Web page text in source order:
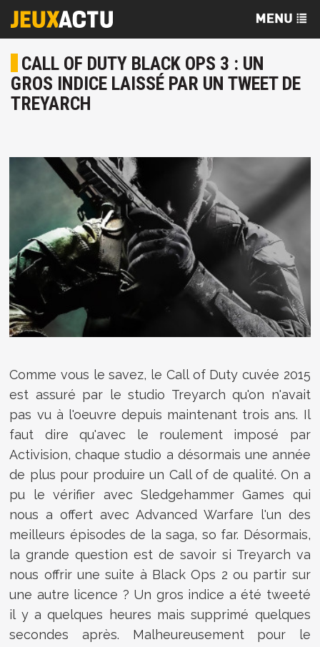
CALL OF DUTY BLACK OPS 3 : UN
GROS INDICE LAISSÉ PAR UN TWEET DE
TREYARCH
Comme vous le savez, le Call of Duty cuvée 2015
est assuré par le studio Treyarch qu'on n'avait
pas vu à l'oeuvre depuis maintenant trois ans. Il
faut dire qu'avec le roulement imposé par
Activision, chaque studio a désormais une année
de plus pour produire un Call of de qualité. On a
pu le vérifier avec Sledgehammer Games qui
nous a offert avec Advanced Warfare l'un des
meilleurs épisodes de la saga, so far. Désormais,
la grande question est de savoir si Treyarch va
nous offrir une suite à Black Ops 2 ou partir sur
une autre licence ? Un gros indice a été tweeté
il y a quelques heures mais supprimé quelques
secondes après. Malheureusement pour le